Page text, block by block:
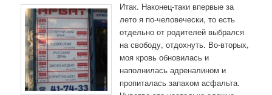
Итак. Наконец-таки впервые за
лето я по-человечески, то есть
отдельно от родителей выбрался
на свободу, отдохнуть. Во-вторых,
моя кровь обновилась и
наполнилась адреналином и
пропиталась запахом асфальта.